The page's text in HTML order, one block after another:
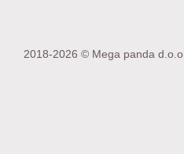
2018-2026 © Mega panda d.o.o.